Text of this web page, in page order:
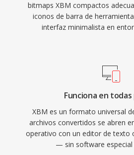
bitmaps XBM compactos
iconos de barra de
interfaz minimalista en
Funciona en
XBM es un formato universal
archivos convertidos se abren
operativo con un editor de texto
— sin software especial